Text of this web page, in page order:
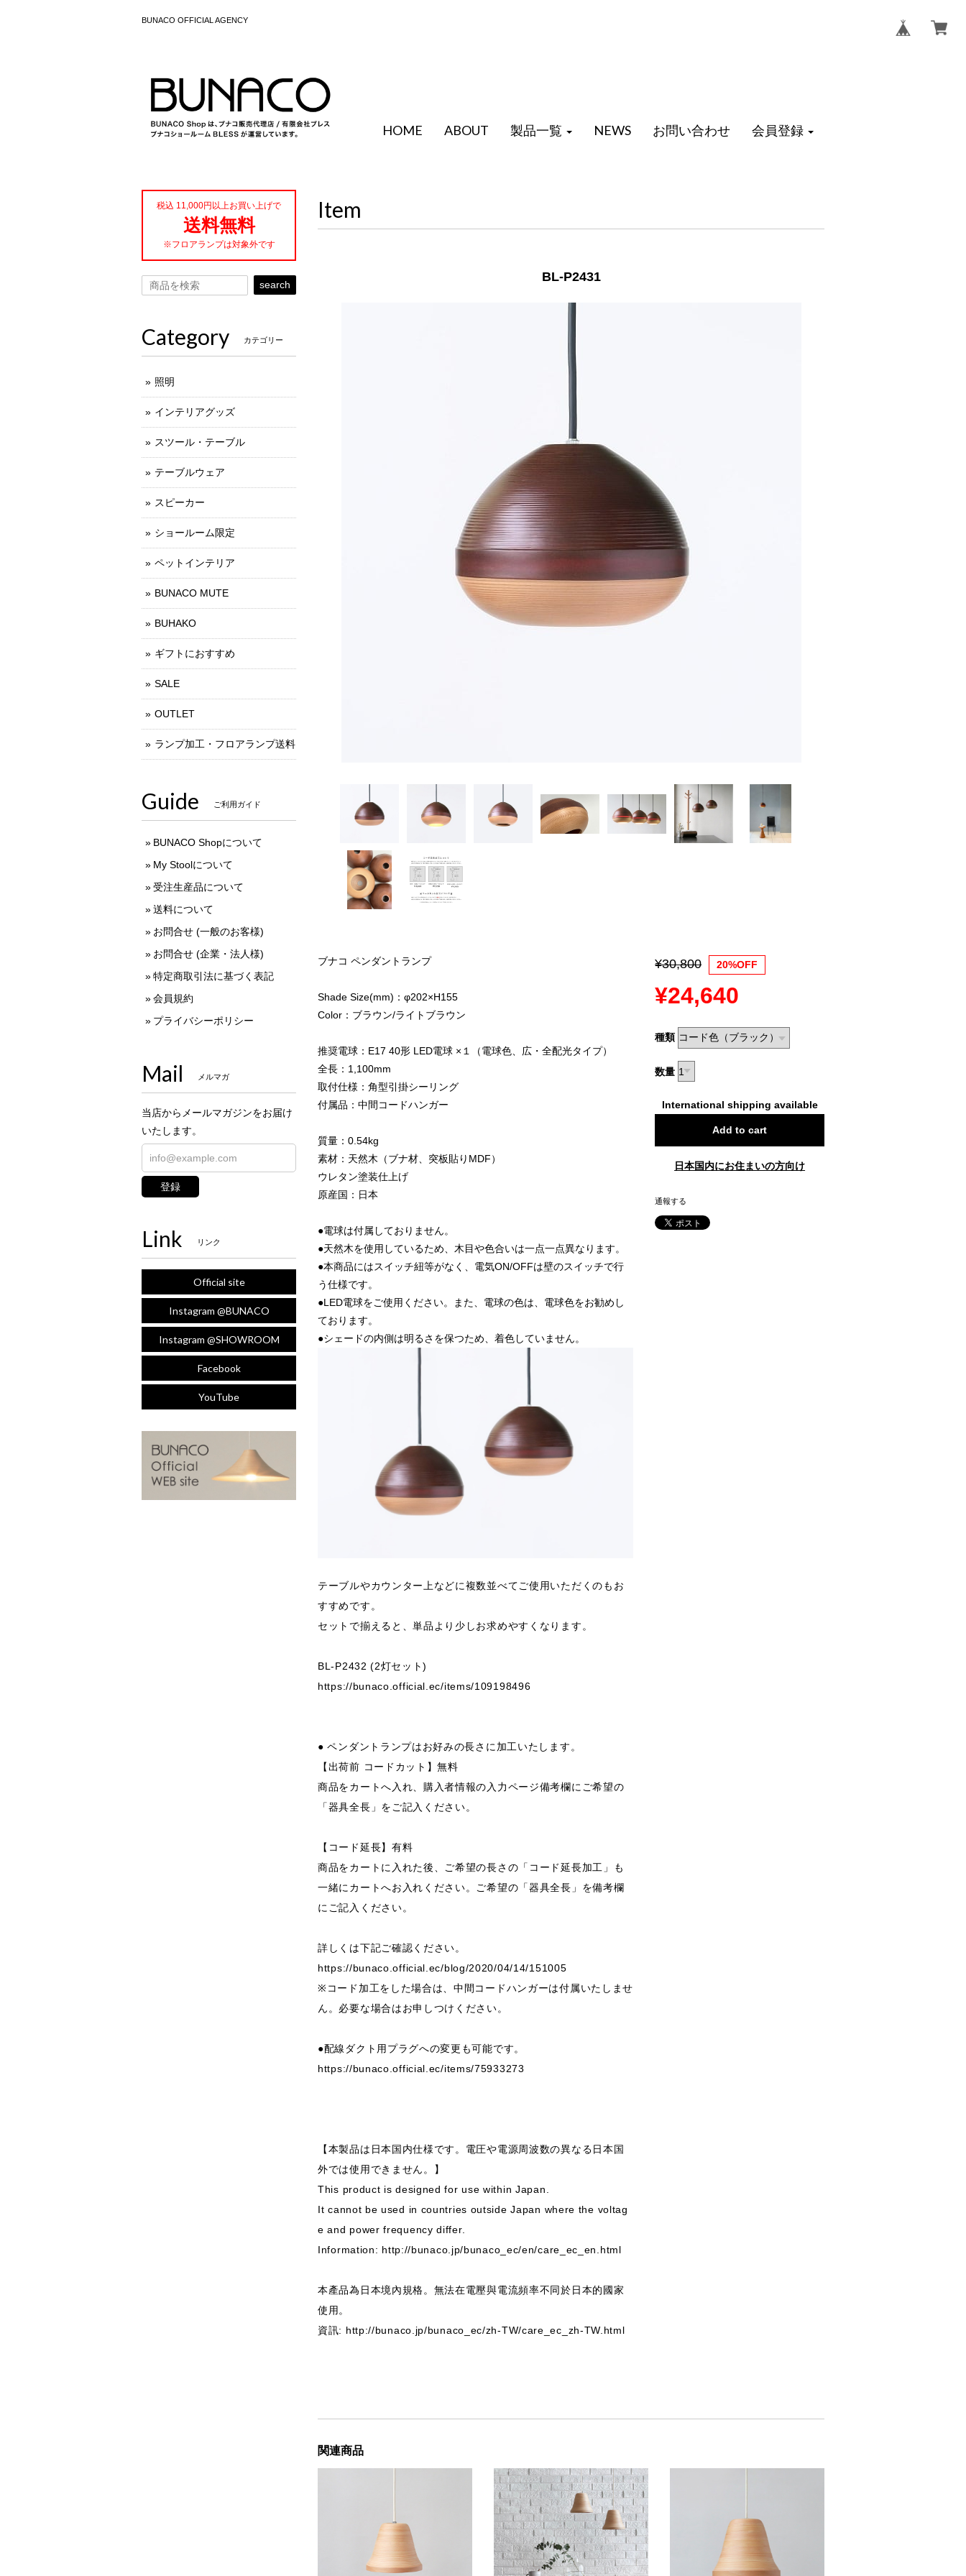
BUNACO OFFICIAL AGENCY
HOME ABOUT 製品一覧 NEWS お問い合わせ 会員登録
Item
BL-P2431
ブナコ ペンダントランプ
Shade Size(mm)：φ202×H155
Color：ブラウン/ライトブラウン
推奨電球：E17 40形 LED電球 ×１（電球色、広・全配光タイプ）
全長：1,100mm
取付仕様：角型引掛シーリング
付属品：中間コードハンガー
質量：0.54kg
素材：天然木（ブナ材、突板貼りMDF）
ウレタン塗装仕上げ
原産国：日本
●電球は付属しておりません。
●天然木を使用しているため、木目や色合いは一点一点異なります。
●本商品にはスイッチ紐等がなく、電気ON/OFFは壁のスイッチで行
う仕様です。
●LED電球をご使用ください。また、電球の色は、電球色をお勧めし
ております。
●シェードの内側は明るさを保つため、着色していません。
テーブルやカウンター上などに複数並べてご使用いただくのもお
すすめです。
セットで揃えると、単品より少しお求めやすくなります。
BL-P2432 (2灯セット)
https://bunaco.official.ec/items/109198496
● ペンダントランプはお好みの長さに加工いたします。
【出荷前 コードカット】無料
商品をカートへ入れ、購入者情報の入力ページ備考欄にご希望の
「器具全長」をご記入ください。
【コード延長】有料
商品をカートに入れた後、ご希望の長さの「コード延長加工」も
一緒にカートへお入れください。ご希望の「器具全長」を備考欄
にご記入ください。
詳しくは下記ご確認ください。
https://bunaco.official.ec/blog/2020/04/14/151005
※コード加工をした場合は、中間コードハンガーは付属いたしませ
ん。必要な場合はお申しつけください。
●配線ダクト用プラグへの変更も可能です。
https://bunaco.official.ec/items/75933273
【本製品は日本国内仕様です。電圧や電源周波数の異なる日本国
外では使用できません。】
This product is designed for use within Japan.
It cannot be used in countries outside Japan where the voltag
e and power frequency differ.
Information: http://bunaco.jp/bunaco_ec/en/care_ec_en.html
本產品為日本境內規格。無法在電壓與電流頻率不同於日本的國家
使用。
資訊: http://bunaco.jp/bunaco_ec/zh-TW/care_ec_zh-TW.html
¥30,800 20%OFF
¥24,640
種類
数量
International shipping available
Add to cart
日本国内にお住まいの方向け
通報する
関連商品
税込 11,000円以上お買い上げで
送料無料
※フロアランプは対象外です
search
Category カテゴリー
照明
インテリアグッズ
スツール・テーブル
テーブルウェア
スピーカー
ショールーム限定
ペットインテリア
BUNACO MUTE
BUHAKO
ギフトにおすすめ
SALE
OUTLET
ランプ加工・フロアランプ送料
Guide ご利用ガイド
BUNACO Shopについて
My Stoolについて
受注生産品について
送料について
お問合せ (一般のお客様)
お問合せ (企業・法人様)
特定商取引法に基づく表記
会員規約
プライバシーポリシー
Mail メルマガ
当店からメールマガジンをお届け
いたします。
登録
Link リンク
Official site
Instagram @BUNACO
Instagram @SHOWROOM
Facebook
YouTube